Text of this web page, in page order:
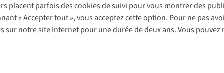
placent parfois des cookies de suivi pour vous montrer des
« Accepter tout », vous acceptez cette option. Pour ne pas
notre site Internet pour une durée de deux ans. Vous